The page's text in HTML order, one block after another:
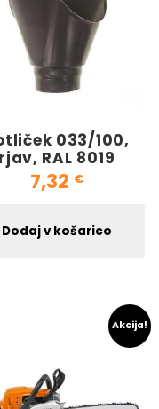
033/100,
rjav, RAL 8019
7,32 €
Dodaj v košarico
Akcija!